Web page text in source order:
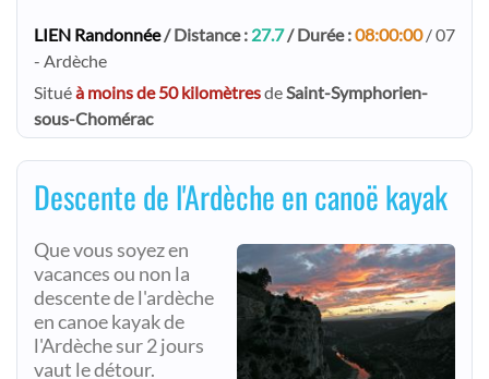
LIEN Randonnée/ Distance : 27.7/ Durée :08:00:00/ 07
- Ardèche
Situéà moins de 50 kilomètresde Saint-Symphorien-
sous-Chomérac
Descente de l'Ardèche en canoë kayak
Que vous soyez en
vacances ou non la
descente de l'ardèche
en canoe kayak de
l'Ardèche sur 2 jours
vaut le détour.